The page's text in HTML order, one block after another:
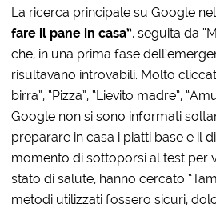
La ricerca principale su Google
fare il pane in casa”, seguita da
che, in una prima fase
risultavano introvabili. Molto
birra”, “Pizza”, “Lievito madre”,
Google non si sono informati
preparare in casa i piatti base e il
momento di sottoporsi al test per
stato di salute, hanno cercato
metodi utilizzati fossero sicuri,